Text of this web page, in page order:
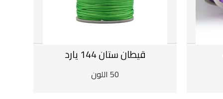
قيطان ستان 144 يارد
50 اللون